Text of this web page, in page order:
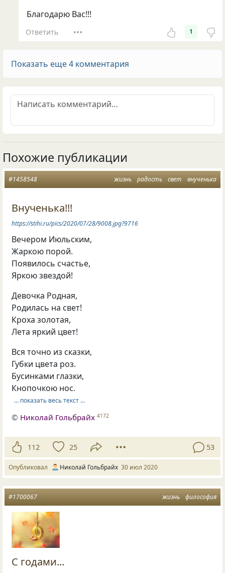
Благодарю Вас!!!
Ответить 1
Показать еще 4 комментария
Похожие публикации
жизнь радость свет внученька
#1458548
Внученька!!!
https://stihi.ru/pics/2020/07/28/9008.jpg?9716
Вечером Июльским,
Жаркою порой.
Появилось счастье,
Яркою звездой!
Девочка Родная,
Родилась на свет!
Кроха золотая,
Лета яркий цвет!
Вся точно из сказки,
Губки цвета роз.
Бусинками глазки,
Кнопочкою нос.
… показать весь текст …
© Николай Гольбрайх 4172
112 25 53
Опубликовал Николай Гольбрайх 30 июл 2020
жизнь философия
#1700067
С годами...